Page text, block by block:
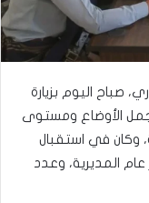
صباح اليوم بزيارة
الأوضاع ومستوى
وكان في استقبال
عام المديرية، وعدد